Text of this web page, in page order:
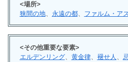
<場所>
狭間の地、 永遠の都、 ファルム・ア
<その他重要な要素>
エルデンリング、 黄金律、 褪せ人 、